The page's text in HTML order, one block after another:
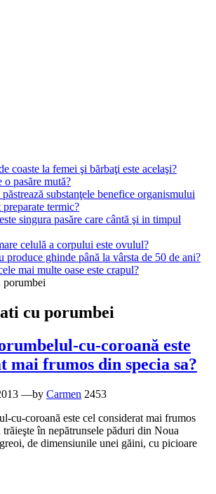
coaste la femei şi bărbaţi este acelaşi?
pasăre mută?
substanţele benefice organismului
termic?
singura pasăre care cântă şi in timpul
celulă a corpului este ovulul?
ghinde până la vârsta de 50 de ani?
mai multe oase este crapul?
porumbei
cu porumbei
cu-coroană este
mai frumos din specia sa?
—by Carmen 2453
cu-coroană este cel considerat mai frumos
trăieşte în nepătrunsele păduri din Noua
de dimensiunile unei găini, cu picioare